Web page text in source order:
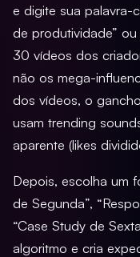
e digite sua palavra-
de produtividade”
30 vídeos dos
não os mega-
dos vídeos, o
usam trending
aparente (likes
Depois, escolha um
de Segunda”,
“Case Study de
algoritmo e cria